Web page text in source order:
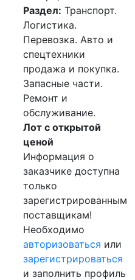
Раздел: Транспорт.
Логистика.
Перевозка. Авто и
спецтехники
продажа и покупка.
Запасные части.
Ремонт и
обслуживание.
Лот с открытой
ценой
Информация о
заказчике доступна
только
зарегистрированным
поставщикам!
Необходимо
авторизоваться или
зарегистрироваться
и заполнить профиль